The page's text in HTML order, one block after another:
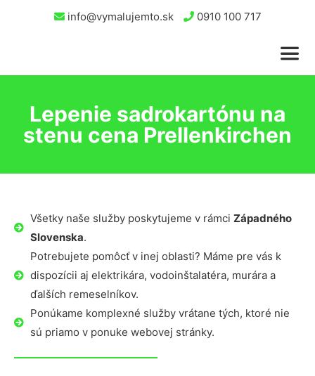
info@vymalujemto.sk 0910 100 717
Lepenie sadrokartónu na
stenu cena Prellenkirchen
Všetky naše služby poskytujeme v rámci Západného
Slovenska.
Potrebujete pomôcť v inej oblasti? Máme pre vás k
dispozícii aj elektrikára, vodoinštalatéra, murára a
ďalších remeselníkov.
Ponúkame komplexné služby vrátane tých, ktoré nie
sú priamo v ponuke webovej stránky.